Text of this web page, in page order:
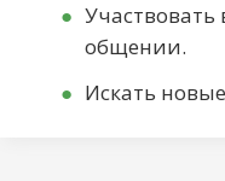
общении.
Искать